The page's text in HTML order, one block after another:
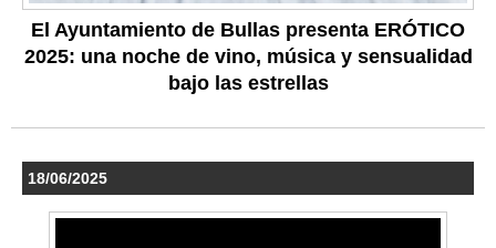
El Ayuntamiento de Bullas presenta ERÓTICO
2025: una noche de vino, música y sensualidad
bajo las estrellas
18/06/2025